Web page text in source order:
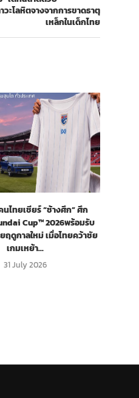
ะโลหิตจางจากการขาดธาตุ
เหล็กในเด็กไทย
ไทยเชียร์ “ช้างศึก” ศึก
Cup™ 2026พร้อมรับ
ฤดูกาลใหม่ เมื่อไทยคว้าชัย
เกมเหย้า...
31 July 2026